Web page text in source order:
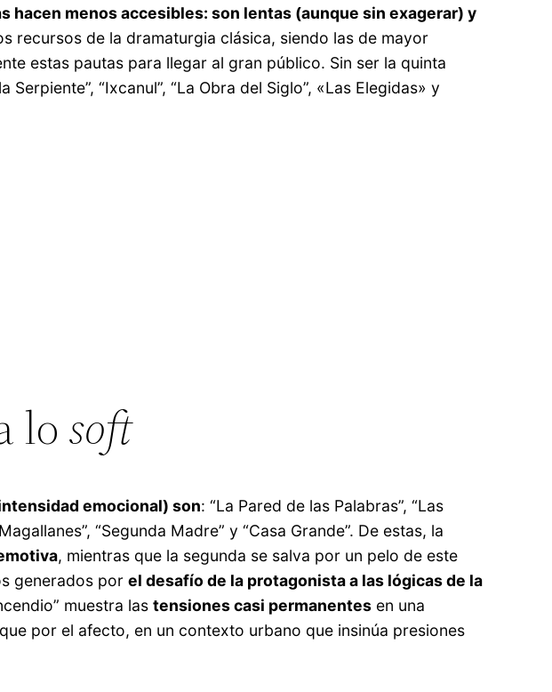
menos accesibles: son lentas (aunque sin exagerar) y
recursos de la dramaturgia clásica, siendo las de mayor
estas pautas para llegar al gran público. Sin ser la quinta
“Ixcanul”, “La Obra del Siglo”, «Las Elegidas» y
losoft
emocional) son: “La Pared de las Palabras”, “Las
“Segunda Madre” y “Casa Grande”. De estas, la
, mientras que la segunda se salva por un pelo de este
generados porel desafío de la protagonista a las lógicas de la
muestra lastensiones casi permanentes en una
por el afecto, en un contexto urbano que insinúa presiones